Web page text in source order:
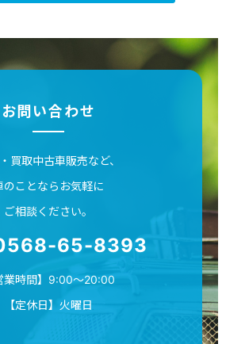
お問い合わせ
買取中古車販売など、
のことならお気軽に
ご相談ください。
65-8393
業時間】9:00～20:00
【定休日】火曜日